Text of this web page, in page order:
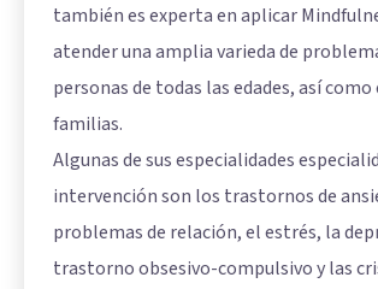
también es experta en aplicar
atender una amplia varieda de
personas de todas las edades, así como
familias.
Algunas de sus especialidades
intervención son los trastornos de
problemas de relación, el estrés, la
trastorno obsesivo-compulsivo y las